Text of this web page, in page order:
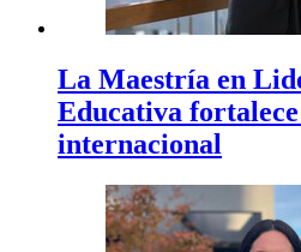
La Maestría en
Educativa
internacional